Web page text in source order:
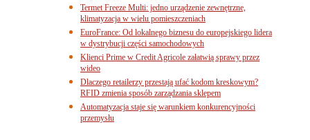
Termet Freeze Multi: jedno urządzenie zewnętrzne,
klimatyzacja w wielu pomieszczeniach
EuroFrance: Od lokalnego biznesu do europejskiego lidera
w dystrybucji części samochodowych
Klienci Prime w Credit Agricole załatwią sprawy przez
wideo
Dlaczego retailerzy przestają ufać kodom kreskowym?
RFID zmienia sposób zarządzania sklepem
Automatyzacja staje się warunkiem konkurencyjności
przemysłu